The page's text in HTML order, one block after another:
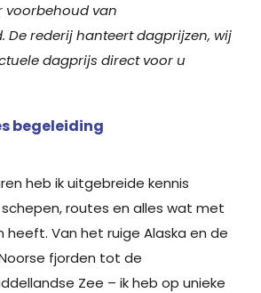
voorbehoud van
De rederij hanteert dagprijzen, wij
dagprijs direct voor u
begeleiding
heb ik uitgebreide kennis
routes en alles wat met
heeft. Van het ruige Alaska en de
fjorden tot de
Zee – ik heb op unieke